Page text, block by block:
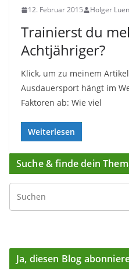
12. Februar 2015 Holger
Trainierst du
Achtjähriger?
Klick, um zu meinem
Ausdauersport hängt im
Faktoren ab: Wie viel
Weiterlesen
Suche & finde dein
Ja, diesen Blog